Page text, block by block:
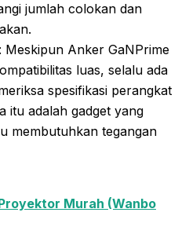
jumlah colokan dan
Meskipun Anker GaNPrime
luas, selalu ada
spesifikasi perangkat
itu adalah gadget yang
membutuhkan tegangan
Murah (Wanbo